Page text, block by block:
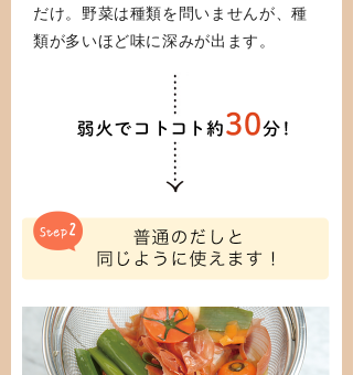
だけ。野菜は種類を問いませんが、種
類が多いほど味に深みが出ます。